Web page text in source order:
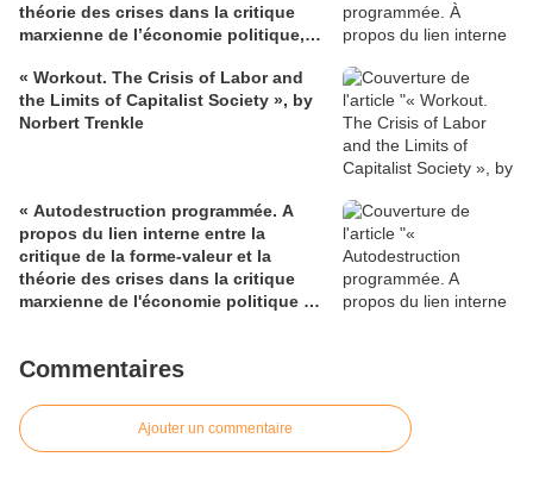
théorie des crises dans la critique
marxienne de l’économie politique,
« Workout. The Crisis of Labor and
the Limits of Capitalist Society », by
Norbert Trenkle
« Autodestruction programmée. A
propos du lien interne entre la
critique de la forme-valeur et la
théorie des crises dans la critique
marxienne de l'économie politique »,
Commentaires
Ajouter un commentaire